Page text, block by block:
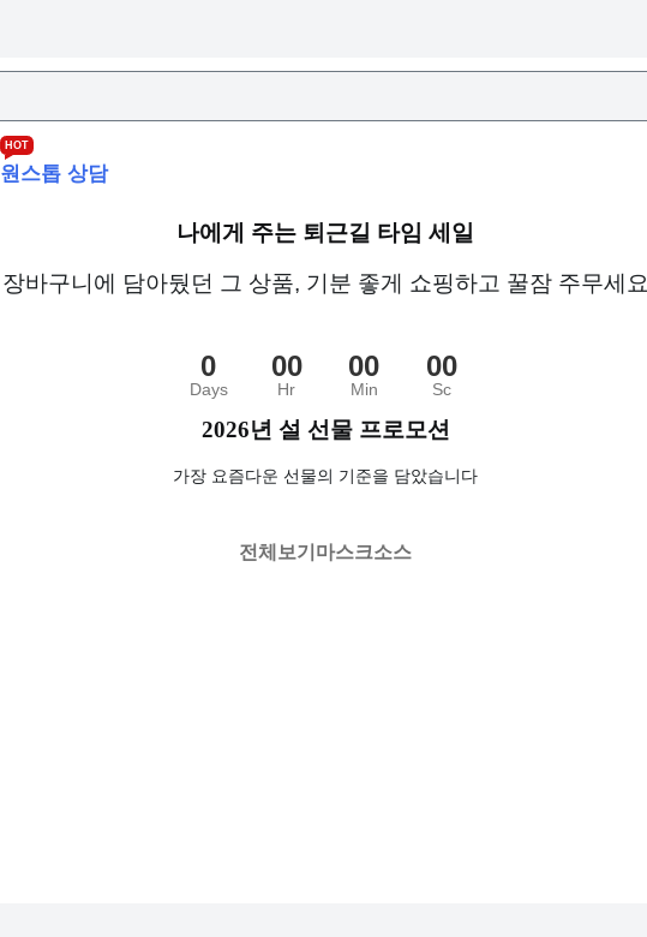
원스톱 상담
HOT
나에게 주는 퇴근길 타임 세일
장바구니에 담아뒀던 그 상품, 기분 좋게 쇼핑하고 꿀잠 주무세요
0
Days
00
Hr
00
Min
00
Sc
2026년 설 선물 프로모션
가장 요즘다운 선물의 기준을 담았습니다
전체보기 마스크소스